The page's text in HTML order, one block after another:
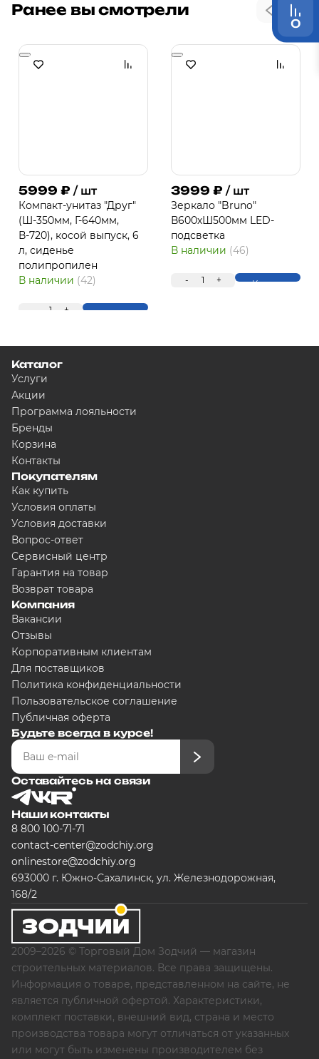
0
Ранее вы смотрели
5999 ₽ / шт
Компакт-унитаз "Друг"
(Ш-350мм, Г-640мм,
В-720), косой выпуск, 6
л, сиденье
полипропилен
В наличии (42)
1 + Купить
3999 ₽ / шт
Зеркало "Bruno"
В600хШ500мм LED-
подсветка
В наличии (46)
- 1 + Купить
Каталог
Услуги
Акции
Программа лояльности
Бренды
Корзина
Контакты
Покупателям
Как купить
Условия оплаты
Условия доставки
Вопрос-ответ
Сервисный центр
Гарантия на товар
Возврат товара
Компания
Вакансии
Отзывы
Корпоративным клиентам
Для поставщиков
Политика конфиденциальности
Пользовательское соглашение
Публичная оферта
Будьте всегда в курсе!
Оставайтесь на связи
Наши контакты
8 800 100-71-71
contact-center@zodchiy.org
onlinestore@zodchiy.org
693000 г. Южно-Сахалинск, ул. Железнодорожная,
168/2
2009–2026 © Торговый Дом Зодчий — магазин
строительных материалов. Все права защищены.
Информация о товаре, представленном на сайте, не
является публичной офертой. Характеристики,
комплект поставки, внешний вид, страна и место
производства товара могут отличаться от указанных
или могут быть изменены производителем без